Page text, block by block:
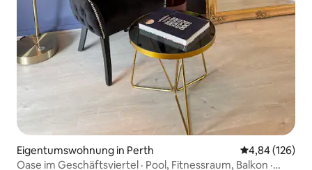
Eigentumswohnung in Perth
4,84 (126)
Oase im Geschäftsviertel · Pool, Fitnessraum, Balkon ·